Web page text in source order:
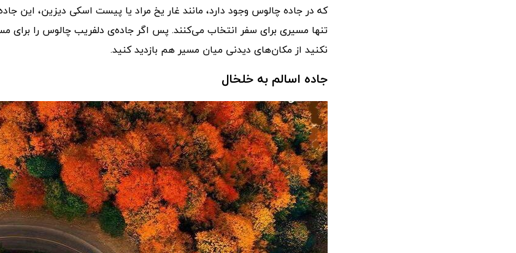
که در جاده چالوس وجود دارد، مانند غار یخ مراد یا پیست اسکی دیزین، این
تنها مسیری برای سفر انتخاب می‌کنند. پس اگر جاده‌ی دلفریب چالوس را برای
نکنید از مکان‌های دیدنی میان مسیر هم بازدید کنید.
جاده اسالم به خلخال